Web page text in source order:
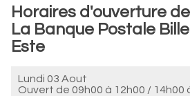
Horaires d'ouverture
La Banque Postale
Este
Lundi 03 Aout
Ouvert de 09h00 à 12h00 / 14h00